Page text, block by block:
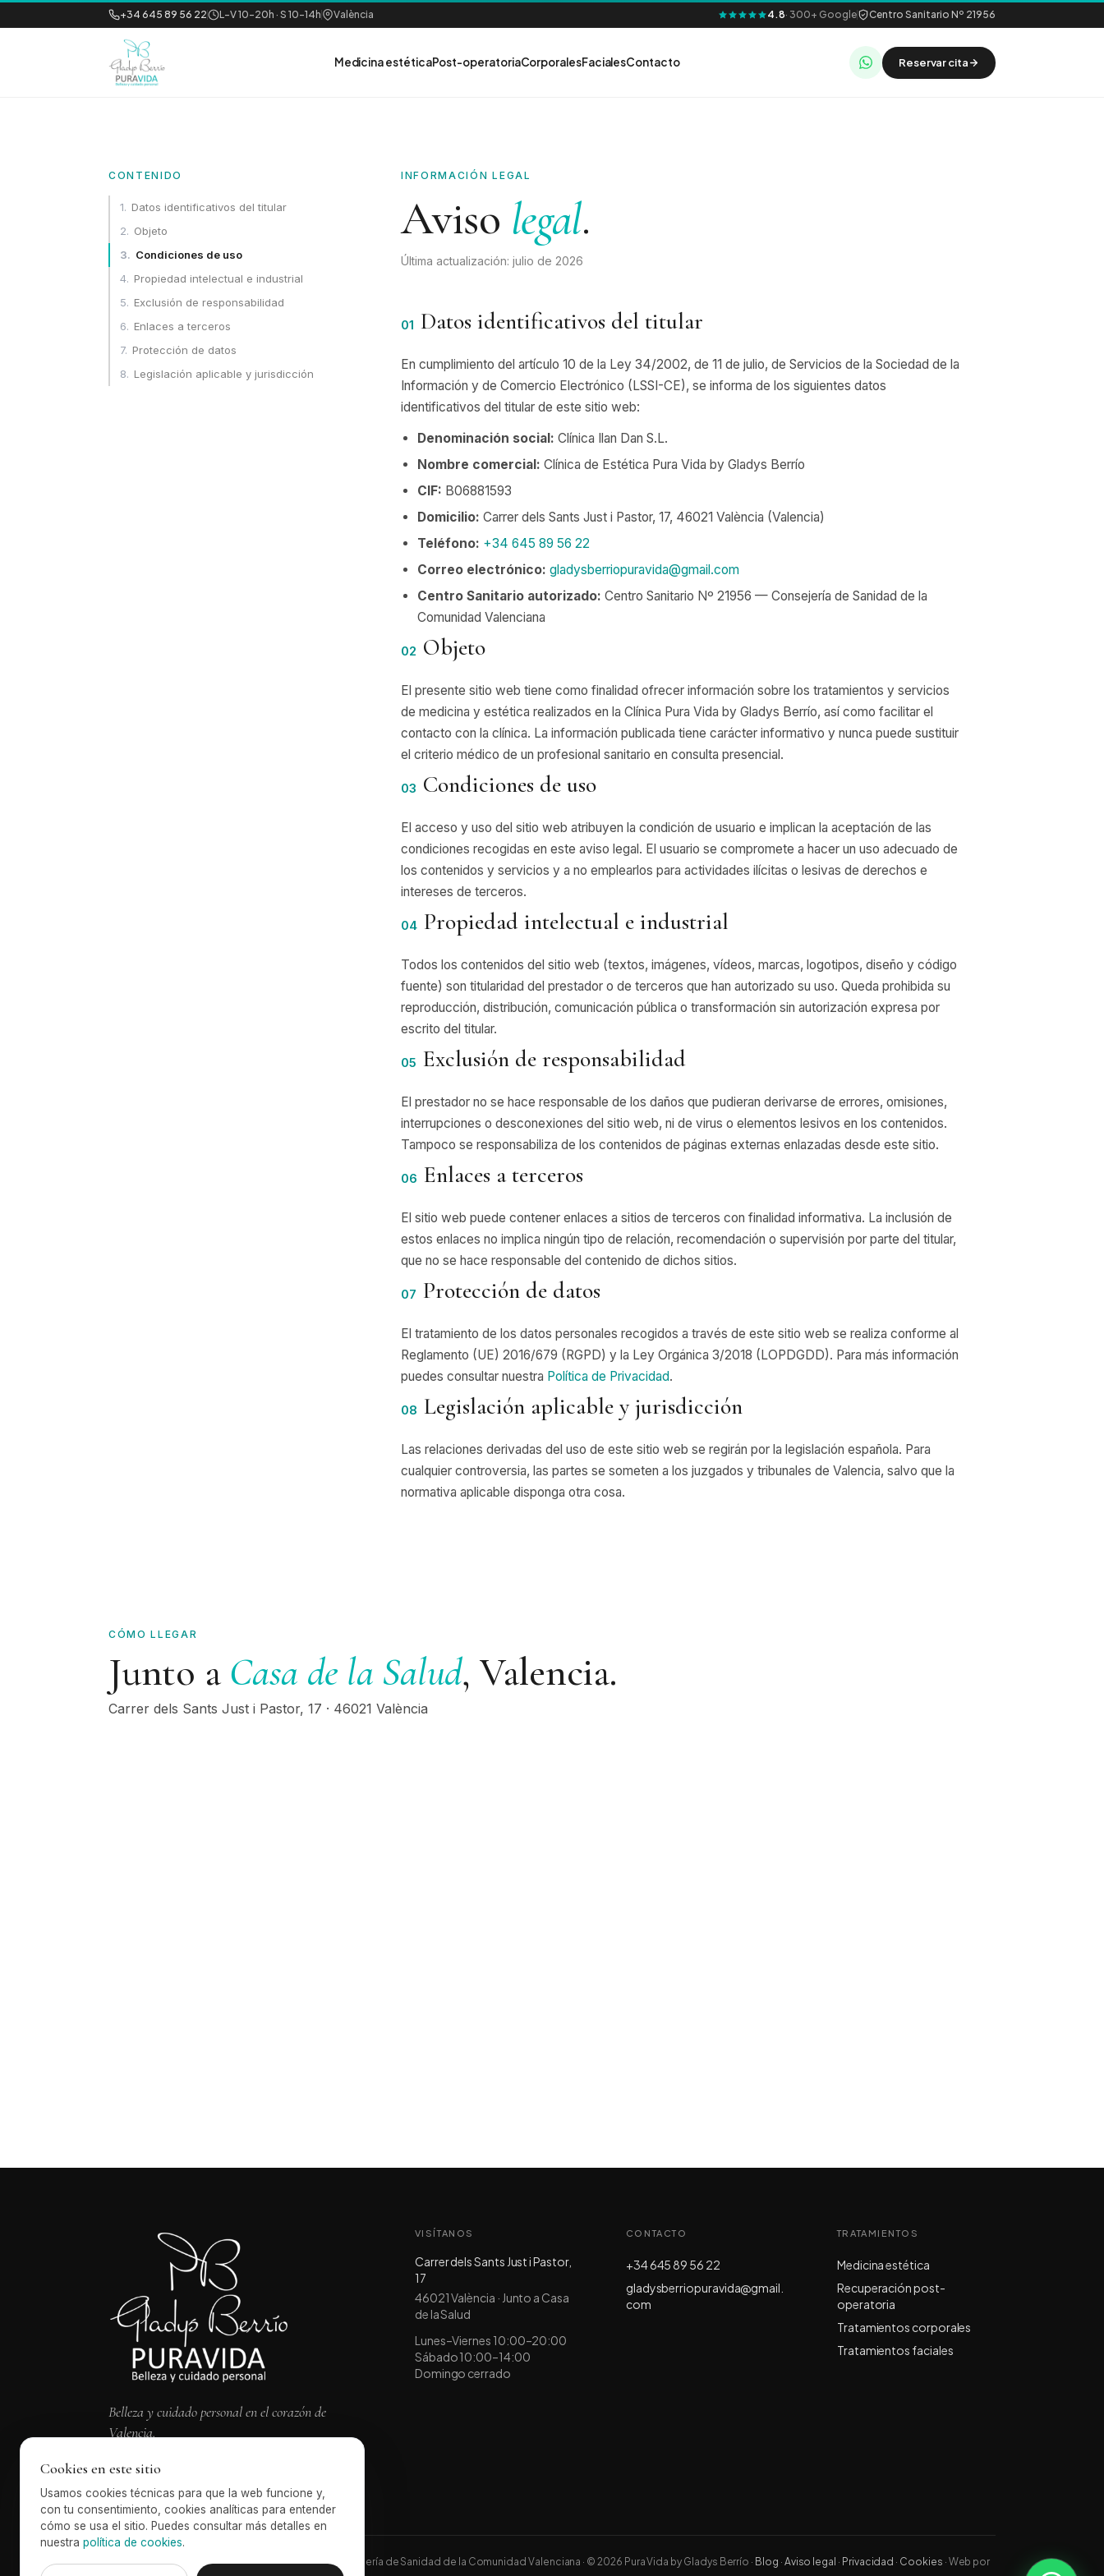
+34 645 89 56 22 L–V 10–20h · S 10–14h València 4.8· 300+ Google Centro Sanitario Nº 21956
Medicina estéticaPost-operatoriaCorporalesFacialesContacto Reservar cita
CONTENIDO
1. Datos identificativos del titular
2. Objeto
3. Condiciones de uso
4. Propiedad intelectual e industrial
5. Exclusión de responsabilidad
6. Enlaces a terceros
7. Protección de datos
8. Legislación aplicable y jurisdicción
INFORMACIÓN LEGAL
Aviso legal.
Última actualización: julio de 2026
01 Datos identificativos del titular
En cumplimiento del artículo 10 de la Ley 34/2002, de 11 de julio, de Servicios de la Sociedad de la
Información y de Comercio Electrónico (LSSI-CE), se informa de los siguientes datos
identificativos del titular de este sitio web:
Denominación social: Clínica Ilan Dan S.L.
Nombre comercial: Clínica de Estética Pura Vida by Gladys Berrío
CIF: B06881593
Domicilio: Carrer dels Sants Just i Pastor, 17, 46021 València (Valencia)
Teléfono: +34 645 89 56 22
Correo electrónico: gladysberriopuravida@gmail.com
Centro Sanitario autorizado: Centro Sanitario Nº 21956 — Consejería de Sanidad de la
Comunidad Valenciana
02 Objeto
El presente sitio web tiene como finalidad ofrecer información sobre los tratamientos y servicios
de medicina y estética realizados en la Clínica Pura Vida by Gladys Berrío, así como facilitar el
contacto con la clínica. La información publicada tiene carácter informativo y nunca puede sustituir
el criterio médico de un profesional sanitario en consulta presencial.
03 Condiciones de uso
El acceso y uso del sitio web atribuyen la condición de usuario e implican la aceptación de las
condiciones recogidas en este aviso legal. El usuario se compromete a hacer un uso adecuado de
los contenidos y servicios y a no emplearlos para actividades ilícitas o lesivas de derechos e
intereses de terceros.
04 Propiedad intelectual e industrial
Todos los contenidos del sitio web (textos, imágenes, vídeos, marcas, logotipos, diseño y código
fuente) son titularidad del prestador o de terceros que han autorizado su uso. Queda prohibida su
reproducción, distribución, comunicación pública o transformación sin autorización expresa por
escrito del titular.
05 Exclusión de responsabilidad
El prestador no se hace responsable de los daños que pudieran derivarse de errores, omisiones,
interrupciones o desconexiones del sitio web, ni de virus o elementos lesivos en los contenidos.
Tampoco se responsabiliza de los contenidos de páginas externas enlazadas desde este sitio.
06 Enlaces a terceros
El sitio web puede contener enlaces a sitios de terceros con finalidad informativa. La inclusión de
estos enlaces no implica ningún tipo de relación, recomendación o supervisión por parte del titular,
que no se hace responsable del contenido de dichos sitios.
07 Protección de datos
El tratamiento de los datos personales recogidos a través de este sitio web se realiza conforme al
Reglamento (UE) 2016/679 (RGPD) y la Ley Orgánica 3/2018 (LOPDGDD). Para más información
puedes consultar nuestra Política de Privacidad.
08 Legislación aplicable y jurisdicción
Las relaciones derivadas del uso de este sitio web se regirán por la legislación española. Para
cualquier controversia, las partes se someten a los juzgados y tribunales de Valencia, salvo que la
normativa aplicable disponga otra cosa.
CÓMO LLEGAR
Junto aCasa de la Salud, Valencia.
Carrer dels Sants Just i Pastor, 17 · 46021 València
Belleza y cuidado personal en el corazón de
Valencia.
VISÍTANOS
Carrer dels Sants Just i Pastor,
17
46021València · Junto a Casa
de la Salud
Lunes–Viernes 10:00–20:00
Sábado 10:00–14:00
Domingo cerrado
CONTACTO
+34 645 89 56 22
gladysberriopuravida@gmail.
com
TRATAMIENTOS
Medicina estética
Recuperación post-
operatoria
Tratamientos corporales
Tratamientos faciales
Centro Sanitario Nº 21956 — autorizado por la Consejería de Sanidad de la Comunidad Valenciana · ©2026 Pura Vida by Gladys Berrío · Blog · Aviso legal · Privacidad · Cookies · Web por
Cookies en este sitio
Usamos cookies técnicas para que la web funcione y,
con tu consentimiento, cookies analíticas para entender
cómo se usa el sitio. Puedes consultar más detalles en
nuestra política de cookies.